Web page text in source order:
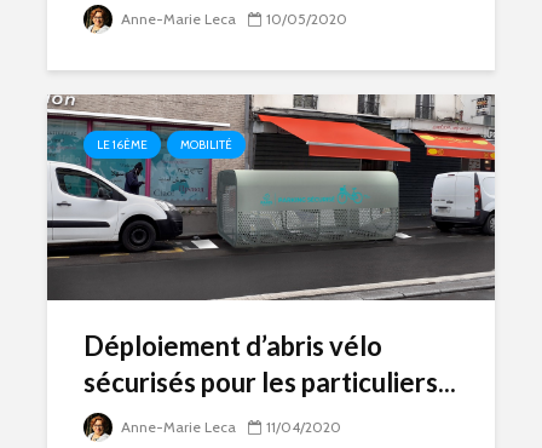
Anne-Marie Leca 10/05/2020
LE 16ÈME MOBILITÉ
Déploiement d’abris vélo
sécurisés pour les particuliers...
Anne-Marie Leca 11/04/2020